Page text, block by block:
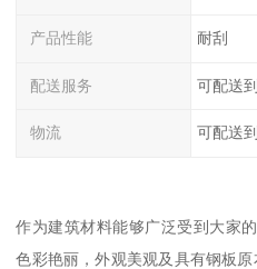
产品性能 耐刮
配送服务 可配送
物流 可配送
作为建筑材料能够广泛受到大家
色彩艳丽，外观美观及具有钢板